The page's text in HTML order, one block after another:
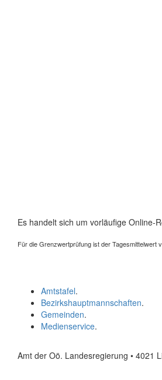
Es handelt sich um vorläufige Online-
Für die Grenzwertprüfung ist der Tagesmittelwert
Amtstafel.
Bezirkshauptmannschaften.
Gemeinden.
Medienservice.
Amt der Oö. Landesregierung • 4021